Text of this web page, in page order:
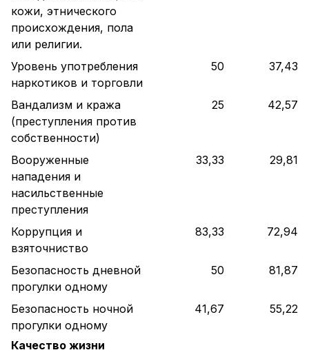
кожи, этнического
происхождения, пола
или религии.
Уровень употребления
наркотиков и торговли
50 37,43
Вандализм и кража
(преступления против
собственности)
25 42,57
Вооруженные
нападения и
насильственные
преступления
33,33 29,81
Коррупция и
взяточниство
83,33 72,94
Безопасность дневной
прогулки одному
50 81,87
Безопасность ночной
прогулки одному
41,67 55,22
Качество жизни